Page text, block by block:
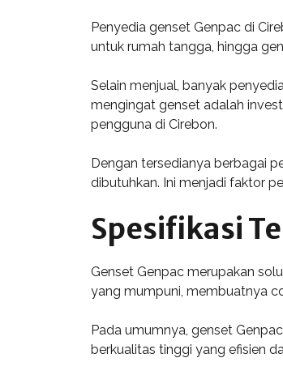
Penyedia genset Genpac di
untuk rumah tangga, hingga
Selain menjual, banyak
mengingat genset adalah
pengguna di Cirebon.
Dengan tersedianya berbagai
dibutuhkan. Ini menjadi faktor
Spesifikasi
Genset Genpac merupakan
yang mumpuni, membuatnya
Pada umumnya, genset
berkualitas tinggi yang efisien